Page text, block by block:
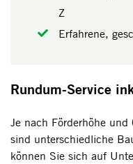
Z
Erfahrene,
Rundum-Service
Je nach Förderhöhe
sind unterschiedliche
können Sie sich auf